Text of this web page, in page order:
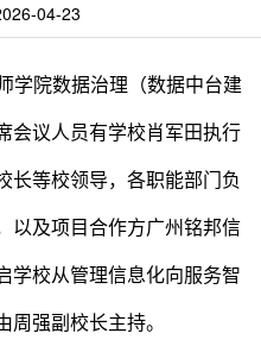
04-23
学院数据治理（数据中台建
会议人员有学校肖军田执行
长等校领导，各职能部门负
以及项目合作方广州铭邦信
学校从管理信息化向服务智
周强副校长主持。